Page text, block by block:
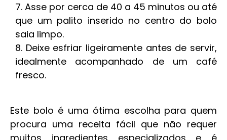
Asse por cerca de 40 a 45 minutos ou até
que um palito inserido no centro do bolo
saia limpo.
Deixe esfriar ligeiramente antes de servir,
idealmente acompanhado de um café
fresco.
Este bolo é uma ótima escolha para quem
procura uma receita fácil que não requer